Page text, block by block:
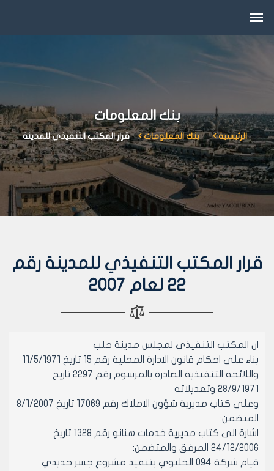
بنك المعلومات
الرئيسية بنك المعلومات قرار المكتب التنفيذي للمدينة
قرار المكتب التنفيذي للمدينة رقم
22 لعام 2007
ان المكتب التنفيذي لمجلس مدينة حلب
بناء على احكام قانون الادارة المحلية رقم 15 تاريخ 11/5/1971
واللائحة التنفيذية الصادرة بالمرسوم رقم 2297 تاريخ
28/9/1971 وتعديلاته
وعلى كتاب مديرية شؤون الاملاك رقم 17069 تاريخ 8/1/2007
المتضمن:
اشارة الى كتاب مديرية خدمات هنانو رقم 1328 تاريخ
24/12/2006 المرفق والمتضمن:
قيام شركة 094 الخليوي بتنفيذ مشروع جسر حديدي